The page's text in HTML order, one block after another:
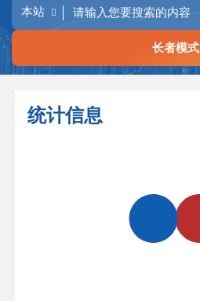
长者模式
统计信息